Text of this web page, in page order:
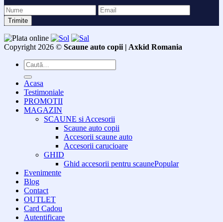
Copyright 2026 © Scaune auto copii | Axkid Romania
Caută
după:
Acasa
Testimoniale
PROMOTII
MAGAZIN
SCAUNE si Accesorii
Scaune auto copii
Accesorii scaune auto
Accesorii carucioare
GHID
Ghid accesorii pentru scaune
Evenimente
Blog
Contact
OUTLET
Card Cadou
Autentificare